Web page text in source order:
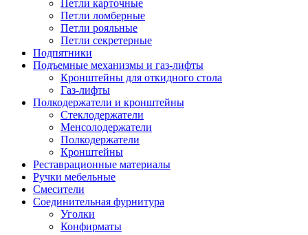
Петли карточные
Петли ломберные
Петли рояльные
Петли секретерные
Подпятники
Подъемные механизмы и газ-лифты
Кронштейны для откидного стола
Газ-лифты
Полкодержатели и кронштейны
Стеклодержатели
Менсолодержатели
Полкодержатели
Кронштейны
Реставрационные материалы
Ручки мебельные
Смесители
Соединительная фурнитура
Уголки
Конфирматы